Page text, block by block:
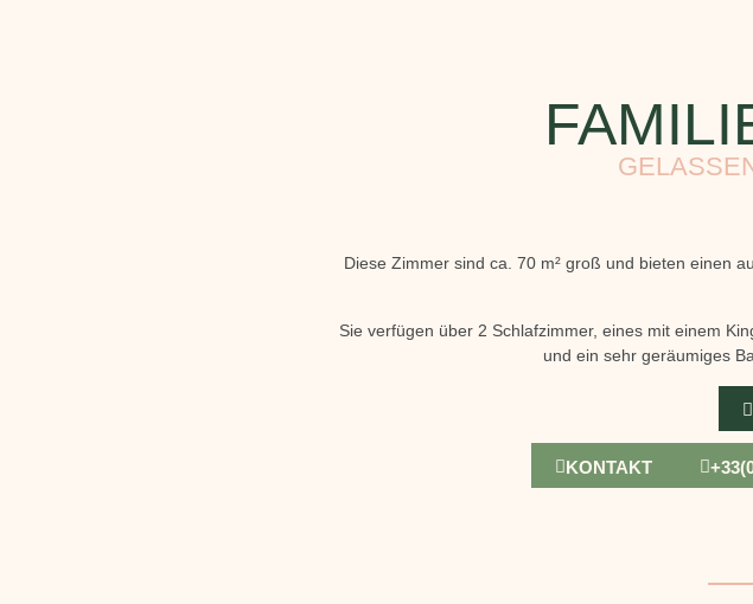
Diese Zimmer sind ca. 70 m² groß und bieten einen
Sie verfügen über 2 Schlafzimmer, eines mit einem
und ein sehr geräumiges
KONTAKT